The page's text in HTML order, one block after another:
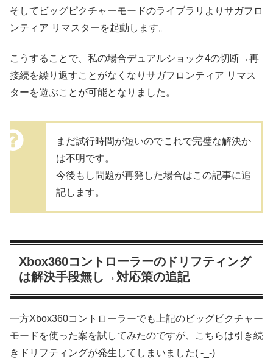
そしてビッグピクチャーモードのライブラリよりサガフロ
ンティア リマスターを起動します。
こうすることで、私の場合デュアルショック4の切断→再
接続を繰り返すことがなくなりサガフロンティア リマス
ターを遊ぶことが可能となりました。
まだ試行時間が短いのでこれで完璧な解決か
は不明です。
今後もし問題が再発した場合はこの記事に追
記します。
Xbox360コントローラーのドリフティング
は解決手段無し→対応策の追記
一方Xbox360コントローラーでも上記のビッグピクチャー
モードを使った案を試してみたのですが、こちらは引き続
きドリフティングが発生してしまいました( -_-)